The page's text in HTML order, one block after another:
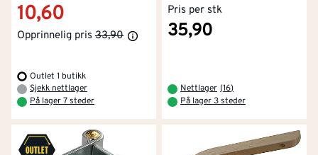
10,60
Opprinnelig pris 33,90
Outlet 1 butikk
Sjekk nettlager
På lager 7 steder
Pris per stk
35,90
Nettlager (16)
På lager 3 steder